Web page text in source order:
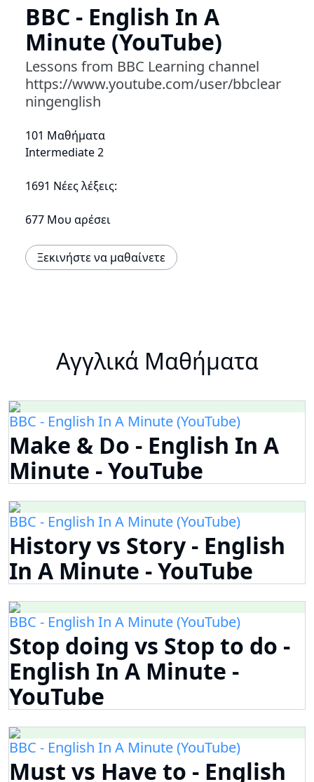
BBC - English In A
Minute (YouTube)
Lessons from BBC Learning channel
https://www.youtube.com/user/bbclear
ningenglish
101 Μαθήματα
Intermediate 2
1691 Νέες λέξεις:
677 Μου αρέσει
Ξεκινήστε να μαθαίνετε
Αγγλικά Μαθήματα
BBC - English In A Minute (YouTube)
Make & Do - English In A
Minute - YouTube
BBC - English In A Minute (YouTube)
History vs Story - English
In A Minute - YouTube
BBC - English In A Minute (YouTube)
Stop doing vs Stop to do -
English In A Minute -
YouTube
BBC - English In A Minute (YouTube)
Must vs Have to - English